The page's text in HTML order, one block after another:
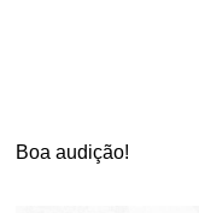
Boa audição!